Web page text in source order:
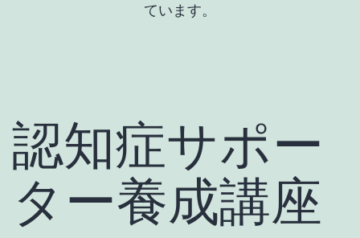
ています。
認知症サポー
ター養成講座